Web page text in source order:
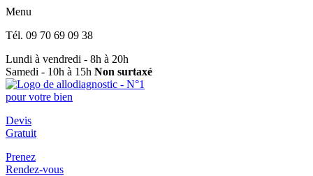
Menu
Tél. 09 70 69 09 38
Lundi à vendredi - 8h à 20h
Samedi - 10h à 15h Non surtaxé
Devis
Gratuit
Prenez
Rendez-vous